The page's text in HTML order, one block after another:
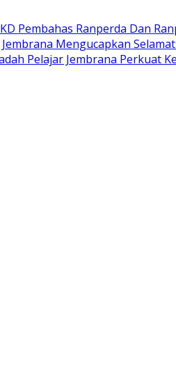
Pembahas Ranperda Dan
Mengucapkan
Pelajar Jembrana Perkuat